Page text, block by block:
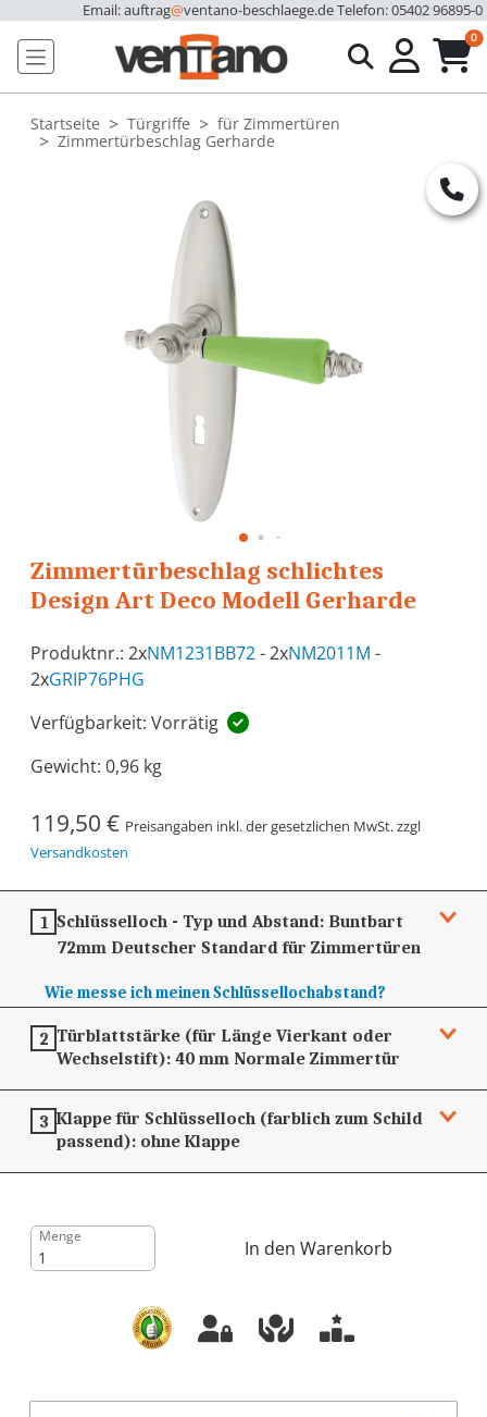
Email: auftrag@ventano-beschlaege.deTelefon: 05402 96895-0
0
Startseite Türgriffe
für Zimmertüren
Zimmertürbeschlag Gerharde
Zimmertürbeschlag schlichtes
Design Art Deco Modell Gerharde
Produktnr.: 2xNM1231BB72- 2xNM2011M -
2xGRIP76PHG
Verfügbarkeit: Vorrätig
Gewicht: 0,96 kg
119,50 € Preisangaben inkl. der gesetzlichen MwSt. zzgl
Versandkosten
1 Schlüsselloch - Typ und Abstand: Buntbart
72mm Deutscher Standard für Zimmertüren
Wie messe ich meinen Schlüssellochabstand?
2 Türblattstärke (für Länge Vierkant oder
Wechselstift):40 mm Normale Zimmertür
3 Klappe für Schlüsselloch (farblich zum Schild
passend): ohne Klappe
Menge
In den Warenkorb